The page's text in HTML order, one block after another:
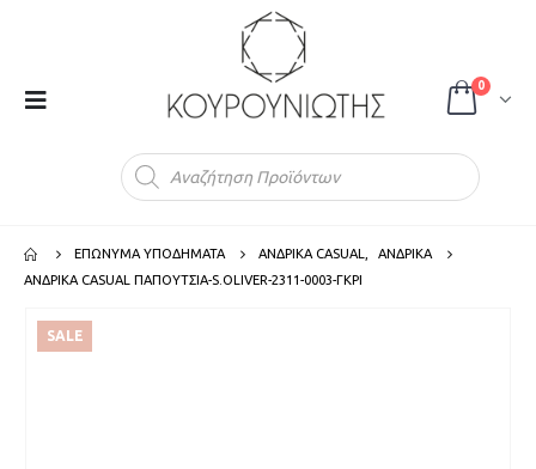
0
ΕΠΩΝΥΜΑ ΥΠΟΔΗΜΑΤΑ ΑΝΔΡΙΚΑ CASUAL
ΑΝΔΡΙΚΑ
ΑΝΔΡΙΚΑ CASUAL ΠΑΠΟΥΤΣΙΑ-S.OLIVER-2311-0003-ΓΚΡΙ
SALE